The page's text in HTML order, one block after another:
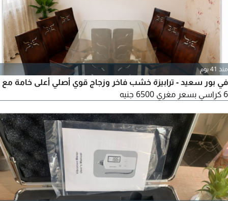
منذ 41 يوم
في بور سعيد - ترابيزة خشب فاخر وزجاج قوي أصلي أعلى خامة مع
6 كراسي بسعر مغري 6500 جنيه